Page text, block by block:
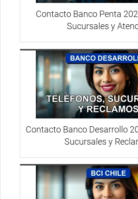
Contacto Banco Penta
Sucursales y
Contacto Banco Desarrollo
Sucursales y